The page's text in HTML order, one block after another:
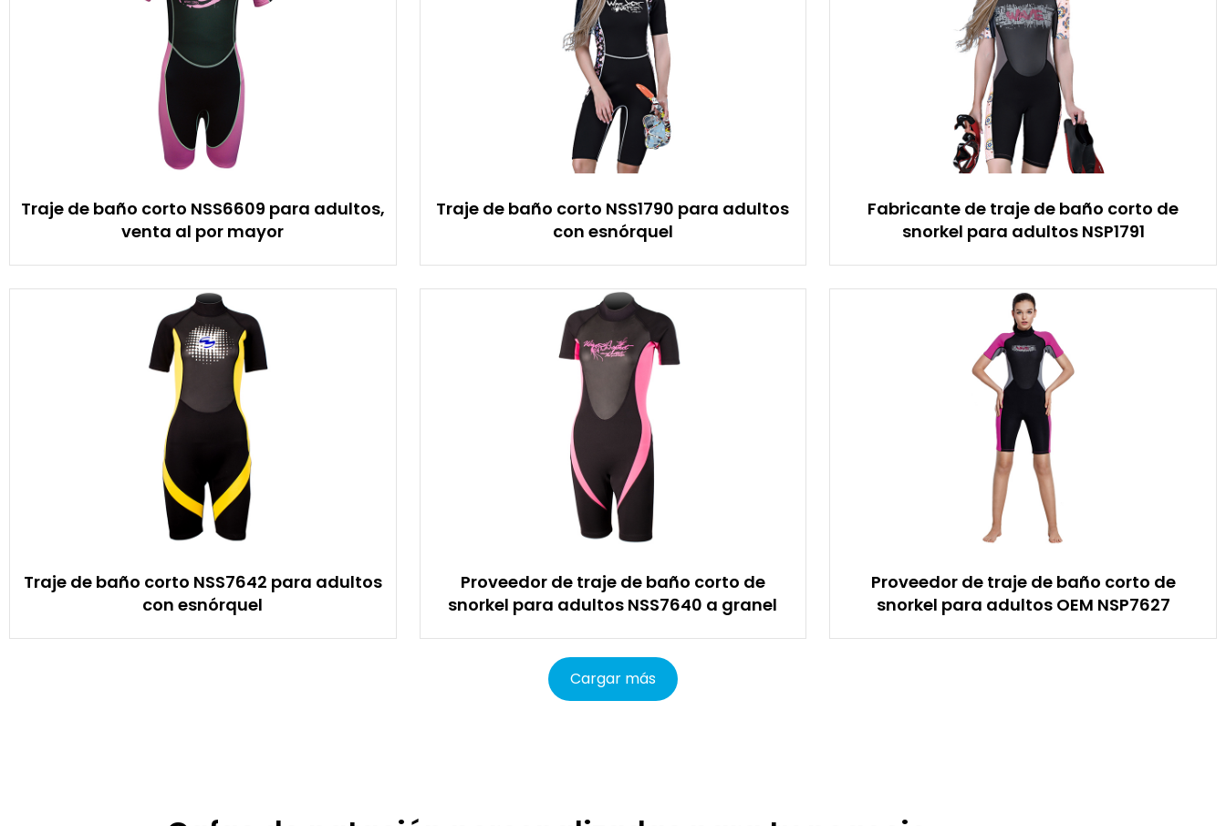
Traje de baño corto NSS6609 para adultos,
venta al por mayor
Traje de baño corto NSS1790 para adultos
con esnórquel
Fabricante de traje de baño corto de
snorkel para adultos NSP1791
Traje de baño corto NSS7642 para adultos
con esnórquel
Proveedor de traje de baño corto de
snorkel para adultos NSS7640 a granel
Proveedor de traje de baño corto de
snorkel para adultos OEM NSP7627
Cargar más